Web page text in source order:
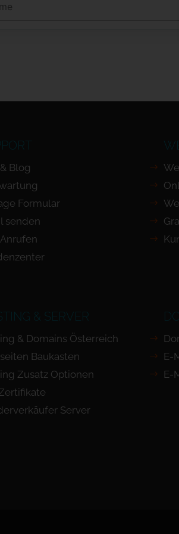
Blog
Formular
senden
& SERVER
& Domains Österreich
Baukasten
Zusatz Optionen
Server
E-
E-